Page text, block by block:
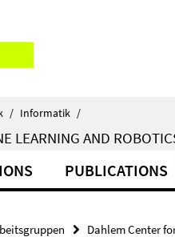
/ Informatik /
LEARNING AND
PUBLICATIONS
Dahlem Center